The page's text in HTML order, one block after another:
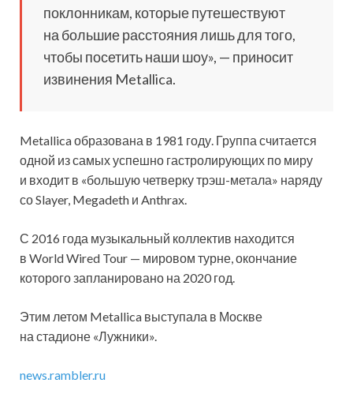
поклонникам, которые путешествуют
на большие расстояния лишь для того,
чтобы посетить наши шоу», — приносит
извинения Metallica.
Metallica образована в 1981 году. Группа считается
одной из самых успешно гастролирующих по миру
и входит в «большую четверку трэш-метала» наряду
со Slayer, Megadeth и Anthrax.
С 2016 года музыкальный коллектив находится
в World Wired Tour — мировом турне, окончание
которого запланировано на 2020 год.
Этим летом Metallica выступала в Москве
на стадионе «Лужники».
news.rambler.ru